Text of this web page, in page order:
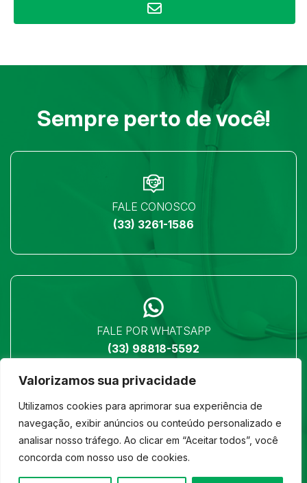
Valorizamos sua privacidade
Utilizamos cookies para aprimorar sua experiência de
navegação, exibir anúncios ou conteúdo personalizado e
analisar nosso tráfego. Ao clicar em “Aceitar todos”, você
concorda com nosso uso de cookies.
Sempre perto de você!
FALE CONOSCO
(33) 3261-1586
FALE POR WHATSAPP
(33) 98818-5592
LOCALIZAÇÃO